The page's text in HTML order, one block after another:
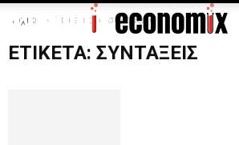
Αρχική Ετικέτες συντάξεις
ΕΤΙΚΈΤΑ: ΣΥΝΤΆΞΕΙΣ